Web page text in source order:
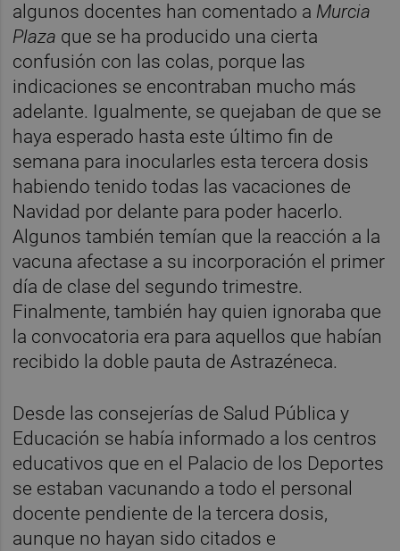
algunos docentes han comentado a Murcia
Plaza que se ha producido una cierta
confusión con las colas, porque las
indicaciones se encontraban mucho más
adelante. Igualmente, se quejaban de que se
haya esperado hasta este último fin de
semana para inocularles esta tercera dosis
habiendo tenido todas las vacaciones de
Navidad por delante para poder hacerlo.
Algunos también temían que la reacción a la
vacuna afectase a su incorporación el primer
día de clase del segundo trimestre.
Finalmente, también hay quien ignoraba que
la convocatoria era para aquellos que habían
recibido la doble pauta de Astrazéneca.
Desde las consejerías de Salud Pública y
Educación se había informado a los centros
educativos que en el Palacio de los Deportes
se estaban vacunando a todo el personal
docente pendiente de la tercera dosis,
aunque no hayan sido citados e